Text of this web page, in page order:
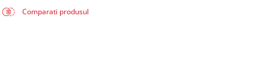
Comparati produsul